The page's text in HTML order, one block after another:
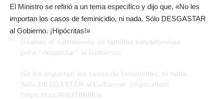
El Ministro se refirió a un tema especifico y dijo que, «No les
importan los casos de feminicidio, ni nada. Sólo DESGASTAR
al Gobierno. ¡Hipócritas!»